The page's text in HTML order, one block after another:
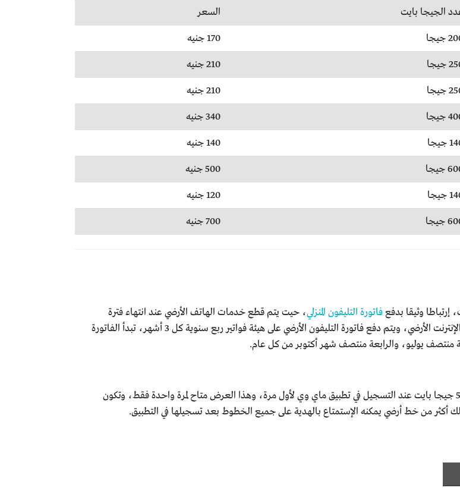
الجيجا بايت السعر
جيجا 170 جنيه
جيجا 210 جنيه
جيجا 210 جنيه
جيجا 340 جنيه
جيجا 140 جنيه
جيجا 500 جنيه
جيجا 120 جنيه
جيجا 700 جنيه
إرتباطا وثيقا بدفعفاتورة التليفون المنزلي، حيت يتم قطع خدمات الهاتف الأرضي عند انتهاء فترة
السماحية التي وضعتها الشركة، وذلك يؤثر على خدمات الإنترنت الأرضي، ويتم دفع فاتورة التليفون الأرضي على هيئة فواتير ربع سنوية كل 3 أشهر، تبدأ الفاتورة
منتصف يوليو، والرابعة منتصف شهر أكتوبر من كل عام.
عرض تطبيق MY WE لعملاء الإنترنت الأرضي: هدية 5 جيجا بايت عند التسجيل في تطبيق ماي وي لأول مرة، وهذا العرض متاح لمرة واحدة فقط، وتكون